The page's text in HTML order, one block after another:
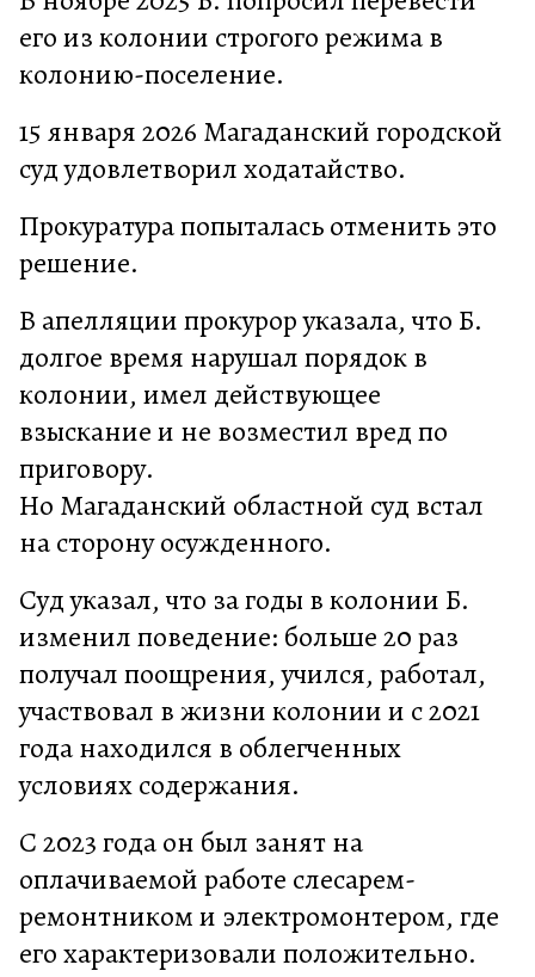
его из колонии строгого режима в
колонию-поселение.
15 января 2026 Магаданский городской
суд удовлетворил ходатайство.
Прокуратура попыталась отменить это
решение.
В апелляции прокурор указала, что Б.
долгое время нарушал порядок в
колонии, имел действующее
взыскание и не возместил вред по
приговору.
Но Магаданский областной суд встал
на сторону осужденного.
Суд указал, что за годы в колонии Б.
изменил поведение: больше 20 раз
получал поощрения, учился, работал,
участвовал в жизни колонии и с 2021
года находился в облегченных
условиях содержания.
С 2023 года он был занят на
оплачиваемой работе слесарем-
ремонтником и электромонтером, где
его характеризовали положительно.